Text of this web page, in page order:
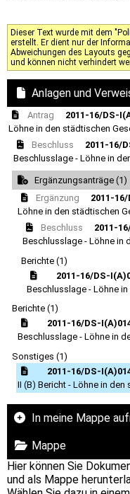
Dieser Text wurde mit dem
erstellt. Er dient nur der
Abweichungen des Layouts
und können nicht verhindert
Anlagen und
Antrag
2011-16/DS-
Löhne in den städtischen
Beschluss
2011-16/
Beschlusslage - Löhne in
Ergänzungsanträge (1)
Ergänzung
2011-
Löhne in den städtischen
Beschluss
2011-
Beschlusslage - Löhne in
Berichte (1)
2011-16/DS-
Beschlusslage - Löhne
Berichte (1)
2011-16/DS-
Beschlusslage - Löhne in
Sonstiges (1)
2011-16/DS-
II (B) Bericht - Löhne in
In meine Mappe
Mappe
Hier können Sie
und als Mappe